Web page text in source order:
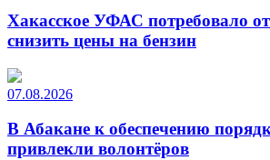
Хакасское УФАС потребовало
снизить цены на бензин
07.08.2026
В Абакане к обеспечению
привлекли волонтёров